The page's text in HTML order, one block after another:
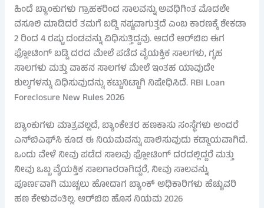
ಹಿಂದೆ ಬ್ಯಾಂಕುಗಳು ಗ್ರಾಹಕರಿಂದ ಸಾಲವನ್ನು ಅವಧಿಗಿಂತ ಮೊದಲೇ
ವಸೂಲಿ ಮಾಡಿದರೆ ತಮಗೆ ಬಡ್ಡಿ ನಷ್ಟವಾಗುತ್ತದೆ ಎಂಬ ಕಾರಣಕ್ಕೆ ಶೇಕಡಾ
2 ರಿಂದ 4 ರಷ್ಟು ದಂಡವನ್ನು ವಿಧಿಸುತ್ತಿದ್ದವು. ಆದರೆ ಆರ್‌ಬಿಐ ಈಗ
ಫ್ಲೋಟಿಂಗ್ ಬಡ್ಡಿ ದರದ ಮೇಲೆ ಪಡೆದ ವೈಯಕ್ತಿಕ ಸಾಲಗಳು, ಗೃಹ
ಸಾಲಗಳು ಮತ್ತು ವಾಹನ ಸಾಲಗಳ ಮೇಲೆ ಇಂತಹ ಯಾವುದೇ
ಶುಲ್ಕಗಳನ್ನು ವಿಧಿಸುವುದನ್ನು ಕಟ್ಟುನಿಟ್ಟಾಗಿ ನಿಷೇಧಿಸಿದೆ. RBI Loan
Foreclosure New Rules 2026
ಬ್ಯಾಂಕುಗಳು ಮಾತ್ರವಲ್ಲದೆ, ಬ್ಯಾಂಕೇತರ ಹಣಕಾಸು ಸಂಸ್ಥೆಗಳು ಅಂದರೆ
ಎನ್‌ಬಿಎಫ್‌ಸಿ ಕೂಡ ಈ ನಿಯಮವನ್ನು ಪಾಲಿಸುವುದು ಕಡ್ಡಾಯವಾಗಿದೆ.
ಒಂದು ವೇಳೆ ನೀವು ಪಡೆದ ಸಾಲವು ಫ್ಲೋಟಿಂಗ್ ದರದಲ್ಲಿದ್ದರೆ ಮತ್ತು
ನೀವು ಒಬ್ಬ ವೈಯಕ್ತಿಕ ಸಾಲಗಾರರಾಗಿದ್ದರೆ, ನೀವು ಸಾಲವನ್ನು
ಪೂರ್ಣವಾಗಿ ಮುಚ್ಚಲು ಹೋದಾಗ ಬ್ಯಾಂಕ್ ಅಧಿಕಾರಿಗಳು ಹೆಚ್ಚುವರಿ
ಹಣ ಕೇಳುವಂತಿಲ್ಲ. ಆರ್‌ಬಿಐ ಹೊಸ ನಿಯಮ 2026